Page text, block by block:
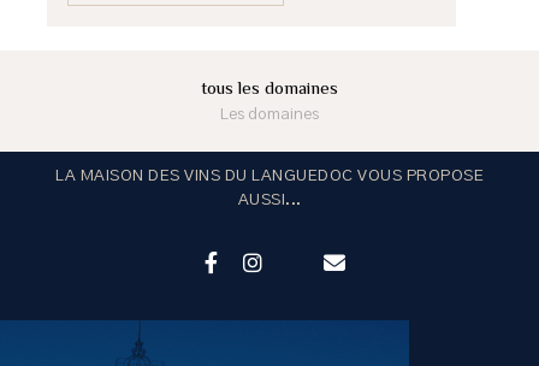
tous les domaines
Les domaines
LA MAISON DES VINS DU LANGUEDOC VOUS PROPOSE
AUSSI...